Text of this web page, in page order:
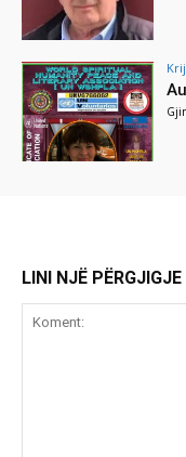
LINI NJË PËRGJIGJE